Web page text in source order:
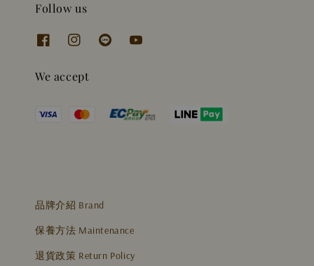
Follow us
We accept
品牌介紹 Brand
保養方法 Maintenance
退貨政策 Return Policy